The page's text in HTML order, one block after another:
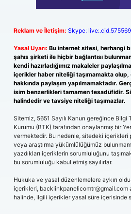
Reklam ve İletişim: Skype:
Yasal Uyarı: Bu internet sitesi, herhangi
şahıs şirketi ile hiçbir bağlantısı
kendi hazırladığımız makaleler
içerikler haber niteliği taşımamakta
hakkında paylaşım yapılmamaktadır.
isim benzerlikleri tamamen tesadüfidir.
halindedir ve tavsiye niteliği taşımazlar.
Sitemiz, 5651 Sayılı Kanun gereğince
Kurumu (BTK) tarafından onaylanmış bir
vermektedir. Bu nedenle, sitedeki
veya araştırma yükümlülüğümüz
yazdıkları içeriklerin sorumluluğunu
bu sorumluluğu kabul etmiş sayılırlar.
Hukuka ve yasal düzenlemelere aykırı
içerikleri, backlinkpanelicomtr@gmail.com
halinde, ilgili içerikler yasal süre içerisinde